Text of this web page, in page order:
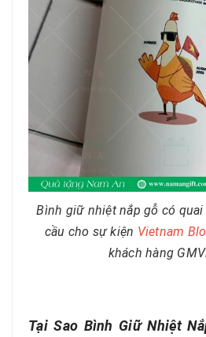
Bình giữ nhiệt nắp gỗ có quai
cầu cho sự kiện Vietnam
khách hàng
Tại Sao Bình Giữ Nhiệt